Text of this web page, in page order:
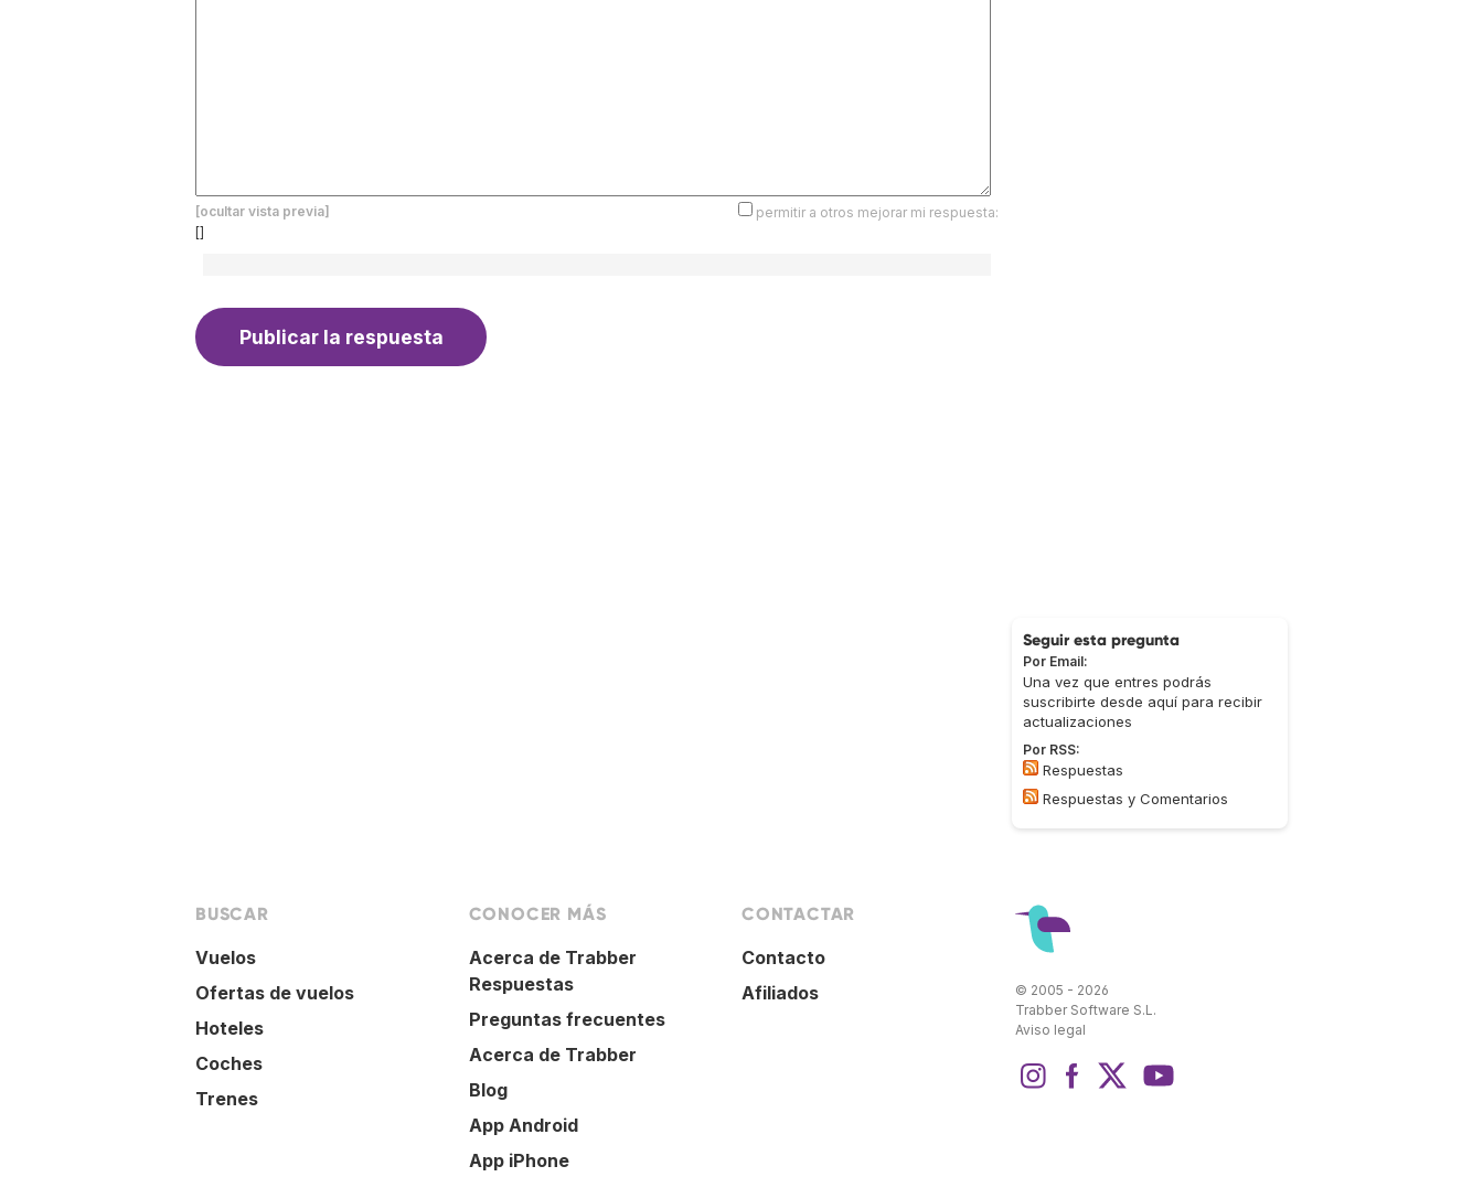
[ocultar vista previa]
permitir a otros mejorar mi respuesta:
[]
Seguir esta pregunta
Por Email:
Una vez que entres podrás
suscribirte desde aquí para recibir
actualizaciones
Por RSS:
Respuestas
Respuestas y Comentarios
BUSCAR
Vuelos
Ofertas de vuelos
Hoteles
Coches
Trenes
CONOCER MÁS
Acerca de Trabber
Respuestas
Preguntas frecuentes
Acerca de Trabber
Blog
App Android
App iPhone
CONTACTAR
Contacto
Afiliados
© 2005 - 2026
Trabber Software S.L.
Aviso legal